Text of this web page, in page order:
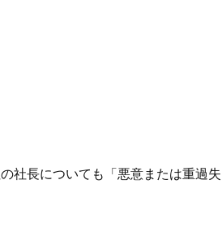
社長についても「悪意または重過失